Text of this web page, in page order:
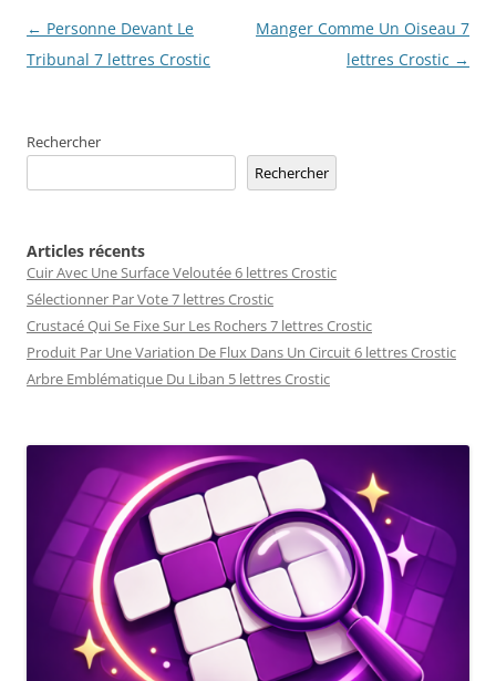
Navigation
des
← Personne Devant Le
Tribunal 7 lettres Crostic
Manger Comme Un Oiseau 7
lettres Crostic →
Rechercher
Rechercher
Articles récents
Cuir Avec Une Surface Veloutée 6 lettres Crostic
Sélectionner Par Vote 7 lettres Crostic
Crustacé Qui Se Fixe Sur Les Rochers 7 lettres Crostic
Produit Par Une Variation De Flux Dans Un Circuit 6 lettres Crostic
Arbre Emblématique Du Liban 5 lettres Crostic